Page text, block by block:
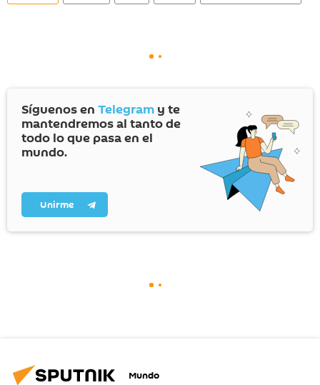
Síguenos en Telegram y te
mantendremos al tanto de
todo lo que pasa en el
mundo.
Unirme
Mundo